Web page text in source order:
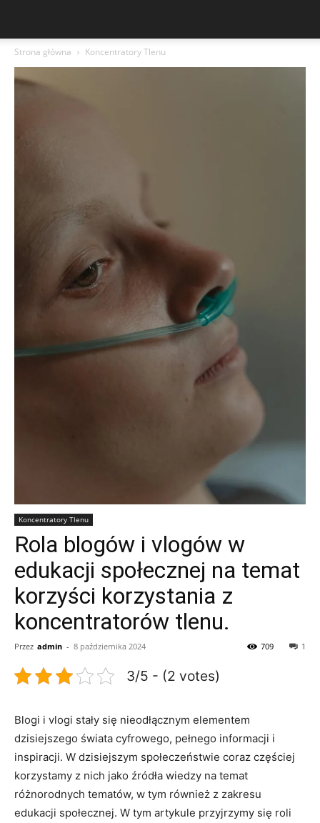
Strona główna Koncentratory Tlenu
Koncentratory Tlenu
Rola blogów i vlogów w
edukacji społecznej na temat
korzyści korzystania z
koncentratorów tlenu.
Przez admin - 8 października 2024 1
709
3/5 - (2 votes)
Blogi ​i vlogi stały się nieodłącznym elementem
dzisiejszego świata cyfrowego, pełnego informacji i
inspiracji. W dzisiejszym społeczeństwie coraz częściej
korzystamy ⁢z nich jako źródła wiedzy⁢ na temat ​
różnorodnych tematów, w tym również z‌ zakresu
edukacji społecznej. W tym artykule przyjrzymy się roli